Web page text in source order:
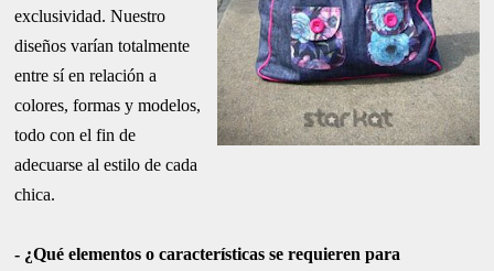
exclusividad. Nuestro
diseños varían totalmente
entre sí en relación a
colores, formas y modelos,
todo con el fin de
adecuarse al estilo de cada
chica.
- ¿Qué elementos o características se requieren para